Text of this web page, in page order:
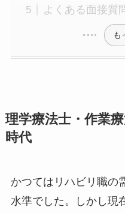
よくある面接質
も
理学療法士・作業
時代
かつてはリハビリ職の
水準でした。しかし現